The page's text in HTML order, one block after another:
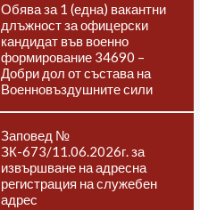
Обява за 1 (една) вакантни
длъжност за офицерски
кандидат във военно
формирование 34690 –
Добри дол от състава на
Военновъздушните сили
Заповед №
ЗК-673/11.06.2026г. за
извършване на адресна
регистрация на служебен
адрес